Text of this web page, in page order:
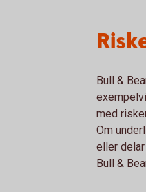
Bull &
med
Om
eller
Bull &